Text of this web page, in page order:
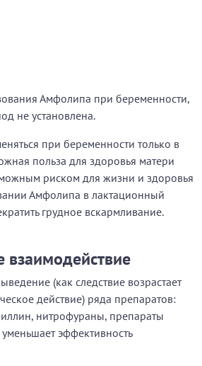
Амфолипа при беременности,
не установлена.
при беременности только в
польза для здоровья матери
риском для жизни и здоровья
Амфолипа в лактационный
грудное вскармливание.
взаимодействие
(как следствие возрастает
действие) ряда препаратов:
нитрофураны, препараты
эффективность